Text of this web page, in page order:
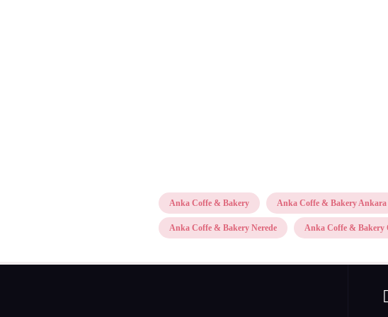
Anka Coffe & Bakery Anka Coffe & Bakery Ankara
Anka Coffe & Bakery Nerede Anka Coffe & Bakery